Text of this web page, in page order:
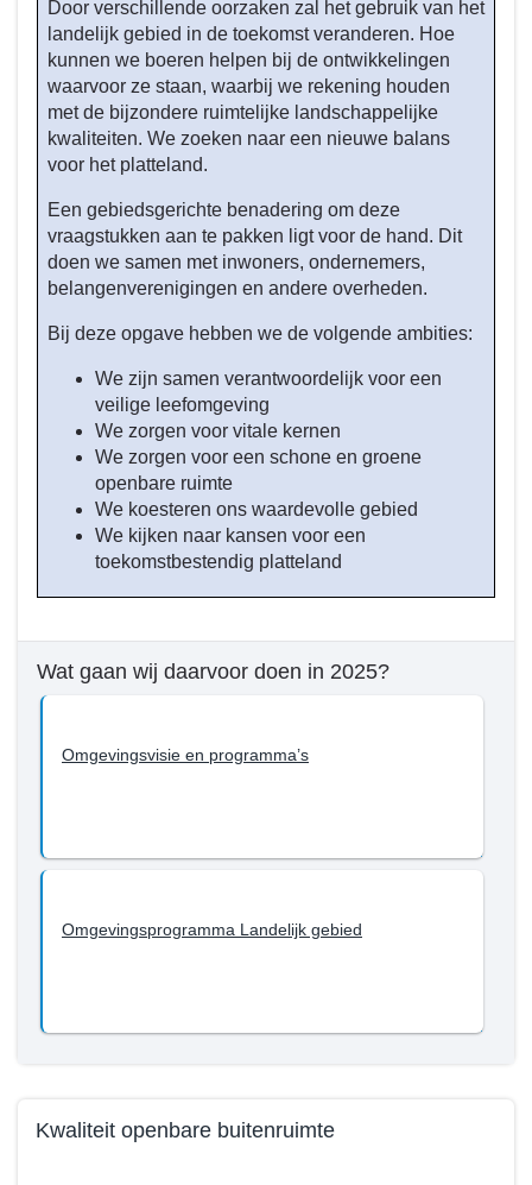
Veilige
leefbare
buurten,
dorpen
landelijk
gebied
Door verschillende oorzaken zal het gebruik van het
landelijk gebied in de toekomst veranderen. Hoe
kunnen we boeren helpen bij de ontwikkelingen
waarvoor ze staan, waarbij we rekening houden
met de bijzondere ruimtelijke landschappelijke
kwaliteiten. We zoeken naar een nieuwe balans
voor het platteland.
Een gebiedsgerichte benadering om deze
vraagstukken aan te pakken ligt voor de hand. Dit
doen we samen met inwoners, ondernemers,
belangenverenigingen en andere overheden.
Bij deze opgave hebben we de volgende ambities:
We zijn samen verantwoordelijk voor een
veilige leefomgeving
We zorgen voor vitale kernen
We zorgen voor een schone en groene
openbare ruimte
We koesteren ons waardevolle gebied
We kijken naar kansen voor een
toekomstbestendig platteland
Wat gaan wij daarvoor doen in 2025?
Omgevingsvisie en programma’s
Omgevingsprogramma Landelijk gebied
Kwaliteit openbare buitenruimte